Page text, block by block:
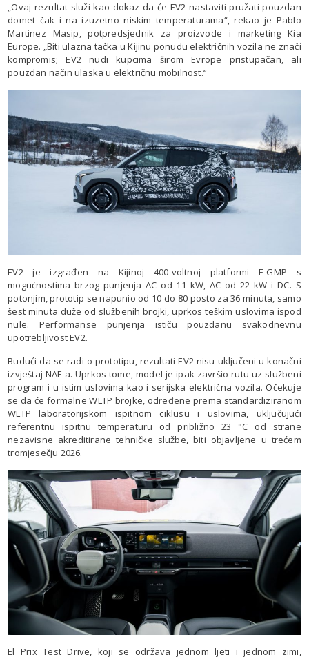
„Ovaj rezultat služi kao dokaz da će EV2 nastaviti pružati pouzdan
domet čak i na izuzetno niskim temperaturama“, rekao je Pablo
Martinez Masip, potpredsjednik za proizvode i marketing Kia
Europe. „Biti ulazna tačka u Kijinu ponudu električnih vozila ne znači
kompromis; EV2 nudi kupcima širom Evrope pristupačan, ali
pouzdan način ulaska u električnu mobilnost.“
EV2 je izgrađen na Kijinoj 400-voltnoj platformi E-GMP s
mogućnostima brzog punjenja AC od 11 kW, AC od 22 kW i DC. S
potonjim, prototip se napunio od 10 do 80 posto za 36 minuta, samo
šest minuta duže od službenih brojki, uprkos teškim uslovima ispod
nule. Performanse punjenja ističu pouzdanu svakodnevnu
upotrebljivost EV2.
Budući da se radi o prototipu, rezultati EV2 nisu uključeni u konačni
izvještaj NAF-a. Uprkos tome, model je ipak završio rutu uz službeni
program i u istim uslovima kao i serijska električna vozila. Očekuje
se da će formalne WLTP brojke, određene prema standardiziranom
WLTP laboratorijskom ispitnom ciklusu i uslovima, uključujući
referentnu ispitnu temperaturu od približno 23 °C od strane
nezavisne akreditirane tehničke službe, biti objavljene u trećem
tromjesečju 2026.
El Prix Test Drive, koji se održava jednom ljeti i jednom zimi,